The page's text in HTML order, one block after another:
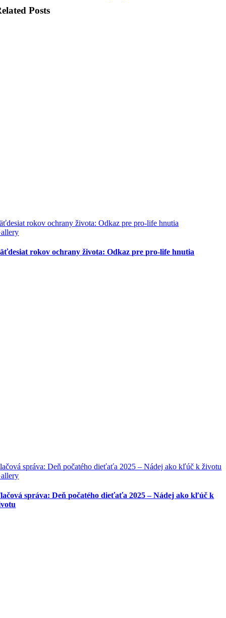
Posts
rokov ochrany života: Odkaz pre pro-life hnutia
rokov ochrany života: Odkaz pre pro-life hnutia
správa: Deň počatého dieťaťa 2025 – Nádej ako kľúč k životu
správa: Deň počatého dieťaťa 2025 – Nádej ako kľúč k